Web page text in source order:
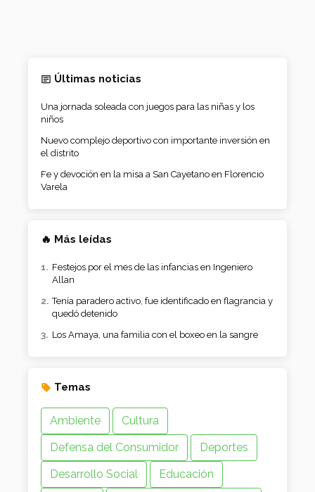
Últimas noticias
Una jornada soleada con juegos para las niñas y los
niños
Nuevo complejo deportivo con importante inversión en
el distrito
Fe y devoción en la misa a San Cayetano en Florencio
Varela
🔥 Más leídas
Festejos por el mes de las infancias en Ingeniero
Allan
Tenía paradero activo, fue identificado en flagrancia y
quedó detenido
Los Amaya, una familia con el boxeo en la sangre
Temas
Ambiente
Cultura
Defensa del Consumidor
Deportes
Desarrollo Social
Educación